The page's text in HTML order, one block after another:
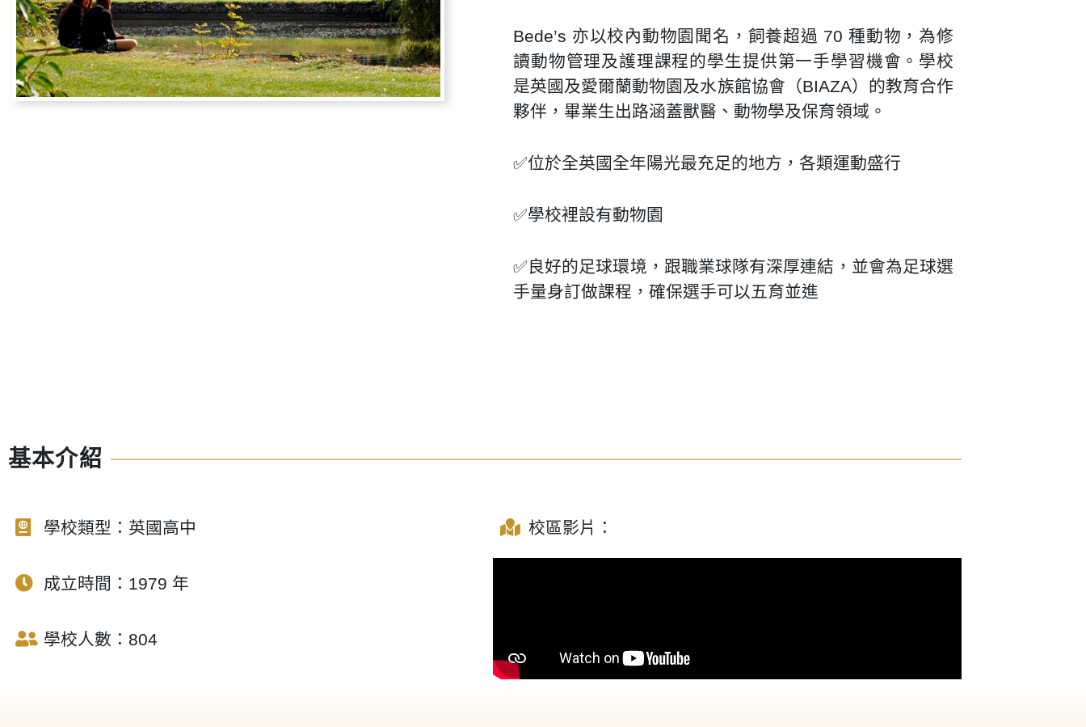
Bede’s 亦以校內動物園聞名，飼養超過 70 種動物，為修
讀動物管理及護理課程的學生提供第一手學習機會。學校
是英國及愛爾蘭動物園及水族館協會（BIAZA）的教育合作
夥伴，畢業生出路涵蓋獸醫、動物學及保育領域。
✅位於全英國全年陽光最充足的地方，各類運動盛行
✅學校裡設有動物園
✅良好的足球環境，跟職業球隊有深厚連結，並會為足球選
手量身訂做課程，確保選手可以五育並進
基本介紹
學校類型：英國高中
成立時間：1979 年
學校人數：804
校區影片：